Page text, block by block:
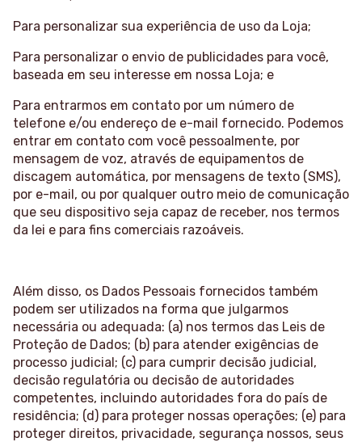
Para personalizar sua experiência de uso da Loja;
Para personalizar o envio de publicidades para você,
baseada em seu interesse em nossa Loja; e
Para entrarmos em contato por um número de
telefone e/ou endereço de e-mail fornecido. Podemos
entrar em contato com você pessoalmente, por
mensagem de voz, através de equipamentos de
discagem automática, por mensagens de texto (SMS),
por e-mail, ou por qualquer outro meio de comunicação
que seu dispositivo seja capaz de receber, nos termos
da lei e para fins comerciais razoáveis.
Além disso, os Dados Pessoais fornecidos também
podem ser utilizados na forma que julgarmos
necessária ou adequada: (a) nos termos das Leis de
Proteção de Dados; (b) para atender exigências de
processo judicial; (c) para cumprir decisão judicial,
decisão regulatória ou decisão de autoridades
competentes, incluindo autoridades fora do país de
residência; (d) para proteger nossas operações; (e) para
proteger direitos, privacidade, segurança nossos, seus